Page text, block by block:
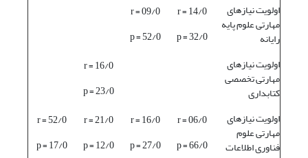
اولویت نیازهای
مهارتی علوم پایه
رایانه
14/0 = r
32/0 = p
09/0 = r
52/0 = p
اولویت نیازهای
مهارتی تخصصی
کتابداری
16/0 = r
23/0 = p
اولویت نیازهای
مهارتی علوم
فناوری اطلاعات
06/0 = r
66/0 = p
16/0 = r
27/0 = p
21/0 = r
12/0 = p
52/0 = r
17/0 = p